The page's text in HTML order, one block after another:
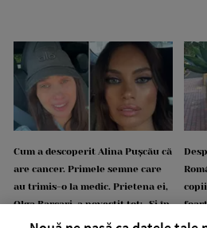
Cum a descoperit Alina Pușcău că
are cancer. Primele semne care
au trimis-o la medic. Prietena ei,
Olga Barcari, a povestit tot: „Și în
Asia Express avea cancer, dar
Am